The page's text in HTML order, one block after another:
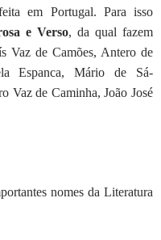
em Portugal. Para isso
e Verso, da qual fazem
Vaz de Camões, Antero de
Espanca, Mário de Sá-
Vaz de Caminha, João José
nomes da Literatura